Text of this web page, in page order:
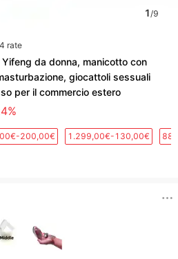
1/9
rate
da donna, manicotto con
giocattoli sessuali
per il commercio estero
200,00€ 1.299,00€-130,00€